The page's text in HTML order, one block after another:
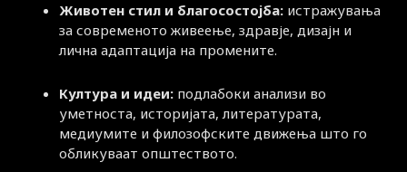
Животен стил и благосостојба: истражувања
за современото живеење, здравје, дизајн и
лична адаптација на промените.
Култура и идеи: подлабоки анализи во
уметноста, историјата, литературата,
медиумите и филозофските движења што го
обликуваат општеството.